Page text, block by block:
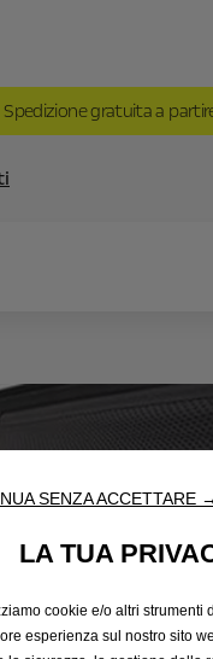
Spedizione gratuita a
SENZA ACCETTARE →
LA TUA
cookie e/o altri strumenti
esperienza sul nostro sito